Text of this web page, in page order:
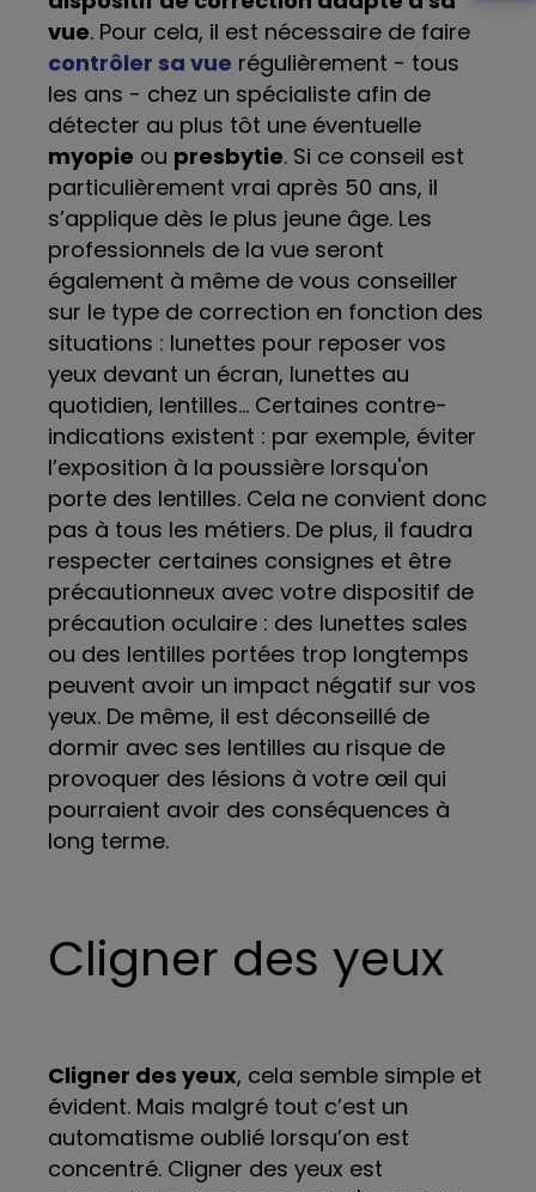
vue. Pour cela, il est nécessaire de faire
contrôler sa vue régulièrement - tous
les ans - chez un spécialiste afin de
détecter au plus tôt une éventuelle
myopie ou presbytie. Si ce conseil est
particulièrement vrai après 50 ans, il
s’applique dès le plus jeune âge. Les
professionnels de la vue seront
également à même de vous conseiller
sur le type de correction en fonction des
situations : lunettes pour reposer vos
yeux devant un écran, lunettes au
quotidien, lentilles… Certaines contre-
indications existent : par exemple, éviter
l’exposition à la poussière lorsqu'on
porte des lentilles. Cela ne convient donc
pas à tous les métiers. De plus, il faudra
respecter certaines consignes et être
précautionneux avec votre dispositif de
précaution oculaire : des lunettes sales
ou des lentilles portées trop longtemps
peuvent avoir un impact négatif sur vos
yeux. De même, il est déconseillé de
dormir avec ses lentilles au risque de
provoquer des lésions à votre œil qui
pourraient avoir des conséquences à
long terme.
Cligner des yeux
Cligner des yeux, cela semble simple et
évident. Mais malgré tout c’est un
automatisme oublié lorsqu’on est
concentré. Cligner des yeux est